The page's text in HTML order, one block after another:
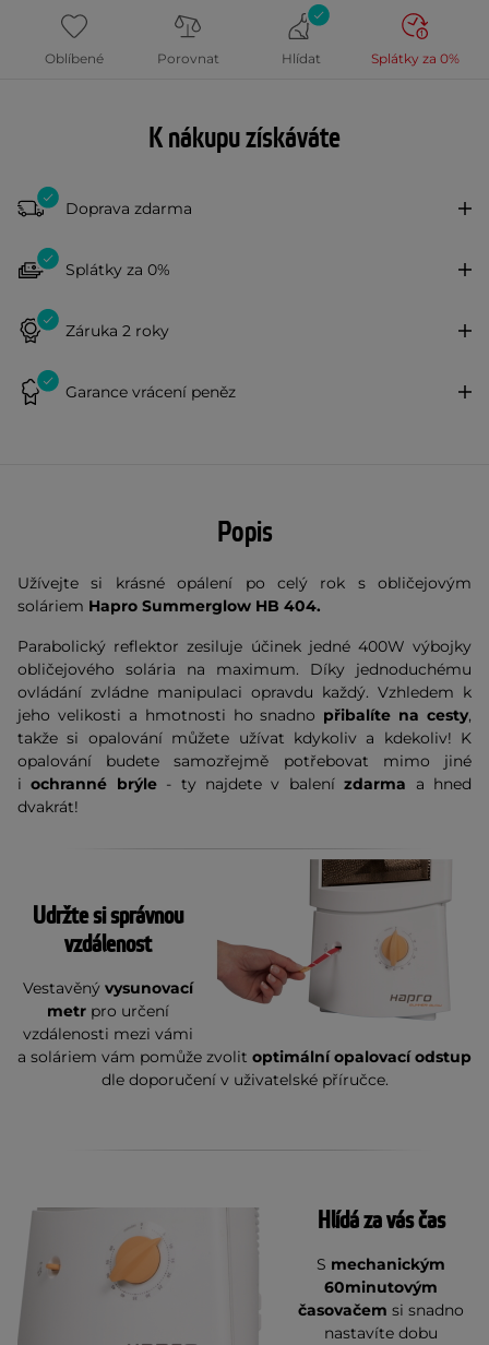
Oblíbené Porovnat Hlídat Splátky za 0%
K nákupu získáváte
Doprava zdarma
Splátky za 0%
Záruka 2 roky
Garance vrácení peněz
Popis
Užívejte si krásné opálení po celý rok s obličejovým
soláriem Hapro Summerglow HB 404.
Parabolický reflektor zesiluje účinek jedné 400W výbojky
obličejového solária na maximum. Díky jednoduchému
ovládání zvládne manipulaci opravdu každý. Vzhledem k
jeho velikosti a hmotnosti ho snadno přibalíte na cesty,
takže si opalování můžete užívat kdykoliv a kdekoliv! K
opalování budete samozřejmě potřebovat mimo jiné
iochranné brýle - ty najdete v balenízdarma a hned
dvakrát!
Udržte si správnou
vzdálenost
Vestavěný vysunovací
metr pro určení
vzdálenosti mezi vámi
a soláriem vám pomůže zvolit optimální opalovací odstup
dle doporučení v uživatelské příručce.
Hlídá za vás čas
S mechanickým
60minutovým
časovačem si snadno
nastavíte dobu